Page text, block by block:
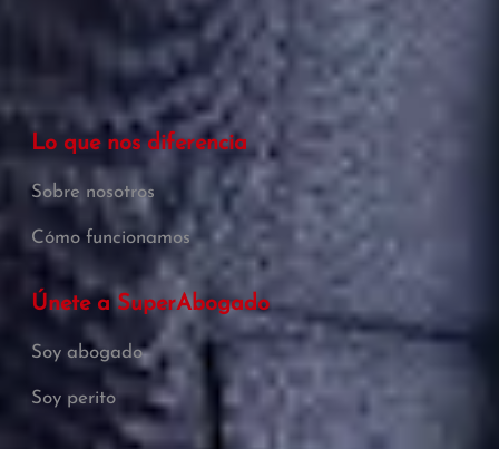
Lo que nos diferencia
Sobre nosotros
Cómo funcionamos
Únete a SuperAbogado
Soy abogado
Soy perito